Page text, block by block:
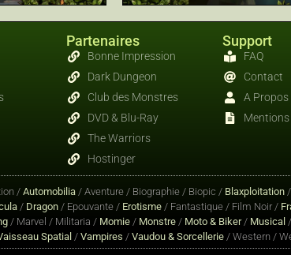
Partenaires
Bonne Impression
Dark Dungeon
Club des Monstres
DVD & Blu-Ray
The Warriors
Hostinger
Support
FAQ
Contact
A Propos
/Automobilia / Aventure / Biographie / Biopic / Blaxploitation
/ Dragon / Epouvante / Erotisme / Fantastique / Film Noir /
/ Marvel / Militaria / Momie / Monstre / Moto & Biker/ Musical
Spatial / Vampires / Vaudou & Sorcellerie / Western /